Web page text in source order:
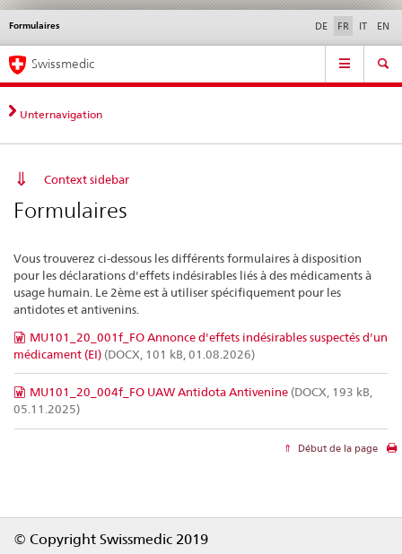
Navigation
directe:
actualités,
bases
contact
Actualités & Mises à
normes
Contact | Support &
aide
Formulaires DE FR IT EN
Service
Navigation
Swissmedic
Unternavigation
Context sidebar
Formulaires
Vous trouverez ci-dessous les différents formulaires à disposition
pour les déclarations d'effets indésirables liés à des médicaments à
usage humain. Le 2ème est à utiliser spécifiquement pour les
antidotes et antivenins.
MU101_20_001f_FO Annonce d'effets indésirables suspectés d'un
médicament (EI) (DOCX, 101 kB, 01.08.2026)
MU101_20_004f_FO UAW Antidota Antivenine (DOCX, 193 kB,
05.11.2025)
Début de la page
© Copyright Swissmedic 2019